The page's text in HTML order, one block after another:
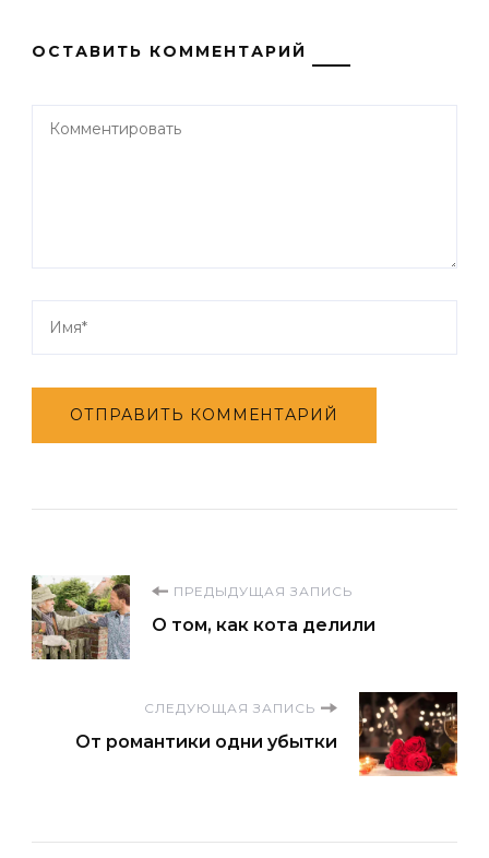
ОСТАВИТЬ КОММЕНТАРИЙ
Навигация
по
записям
ПРЕДЫДУЩАЯ ЗАПИСЬ
О том, как кота делили
СЛЕДУЮЩАЯ ЗАПИСЬ
От романтики одни убытки